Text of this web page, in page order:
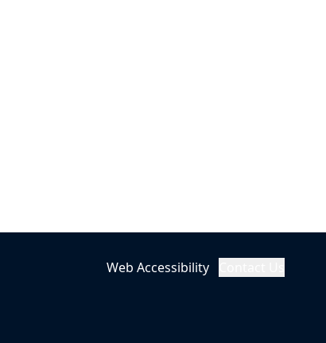
Web Accessibility